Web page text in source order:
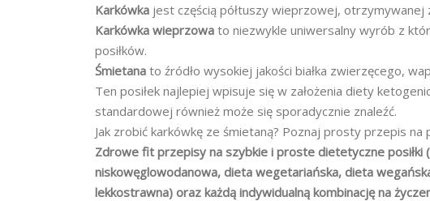
Karkówka jest częścią półtuszy wieprzowej, otrzymywanej
Karkówka wieprzowa to niezwykle uniwersalny wyrób z
posiłków.
Śmietana to źródło wysokiej jakości białka zwierzęcego,
Ten posiłek najlepiej wpisuje się w założenia diety
standardowej również może się sporadycznie znaleźć.
Jak zrobić karkówkę ze śmietaną? Poznaj prosty przepis na
Zdrowe fit przepisy na szybkie i proste dietetyczne posiłki
niskowęglowodanowa, dieta wegetariańska, dieta
lekkostrawna) oraz każdą indywidualną kombinację na